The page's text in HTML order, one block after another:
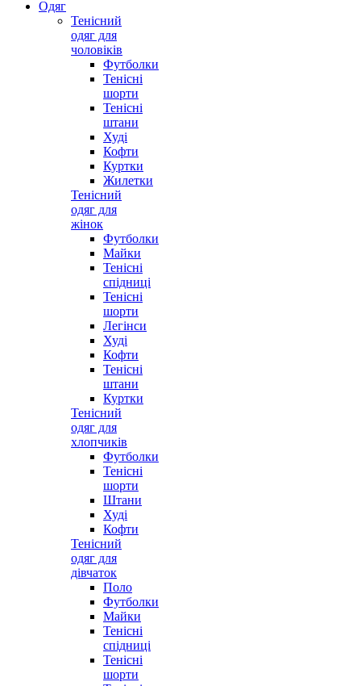
Одяг
Тенісний
одяг для
чоловіків
Футболки
Тенісні
шорти
Тенісні
штани
Худі
Кофти
Куртки
Жилетки
Тенісний
одяг для
жінок
Футболки
Майки
Тенісні
спідниці
Тенісні
шорти
Легінси
Худі
Кофти
Тенісні
штани
Куртки
Тенісний
одяг для
хлопчиків
Футболки
Тенісні
шорти
Штани
Худі
Кофти
Тенісний
одяг для
дівчаток
Поло
Футболки
Майки
Тенісні
спідниці
Тенісні
шорти